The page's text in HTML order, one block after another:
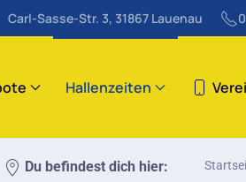
Carl-Sasse-Str. 3, 31867 Lauenau
Hallenzeiten
Du befindest dich hier: